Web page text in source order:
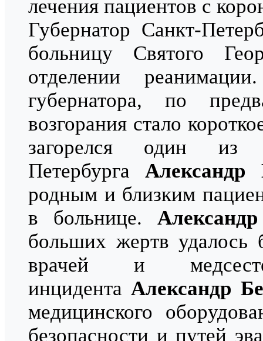
лечения пациентов с
Губернатор Санкт-
больницу Святого
отделении
губернатора, по
возгорания стало
загорелся один из
ПетербургаАлександр
родным и близким
в больнице.
больших жертв удалось
врачей и
инцидентаАлександр
медицинского
безопасности и путей